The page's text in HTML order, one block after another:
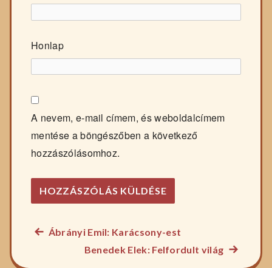
Honlap
A nevem, e-mail címem, és weboldalcímem
mentése a böngészőben a következő
hozzászólásomhoz.
Bejegyzés
Előző
Ábrányi Emil: Karácsony-est
Benedek Elek: Felfordult világ